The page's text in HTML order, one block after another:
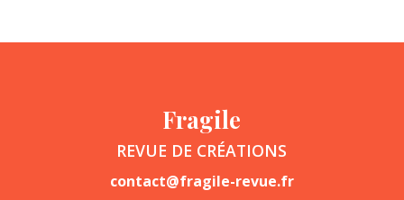
Fragile
REVUE DE CRÉATIONS
contact@fragile-revue.fr